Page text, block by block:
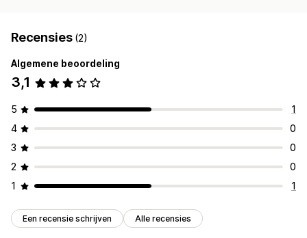
Recensies (2)
Algemene beoordeling
3,1
5
1
4
0
3
0
2
0
1
1
Een recensie schrijven Alle recensies